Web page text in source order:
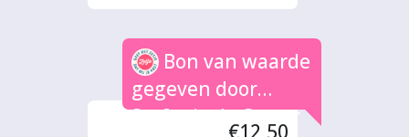
mee doen!
Bon van waarde
gegeven door
Stefanie de Coster
€12,50